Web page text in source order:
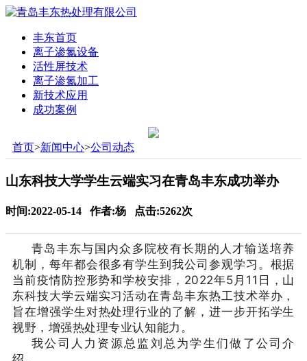
丰东首页
离子渗氮设备
活性屏技术
离子渗氮加工
新技术应用
成功案例
首页>新闻中心>公司动态
山东科技大学学生云端实习在青岛丰东成功举办
时间:2022-05-14 作者:杨 点击:5262次
青岛丰东与国内众多院校有长期的人才输送培养
机制，每年都会很多有学生到我公司参观学习。根据
当前疫情防控形势和学校安排，2022年5月11日，山
东科技大学云端实习活动在青岛丰东热工技术举办，
旨在增强学生对热处理行业的了解，进一步开拓学生
视野，增强热处理专业认知能力。
我公司人力资源总监刘总为学生们做了公司介